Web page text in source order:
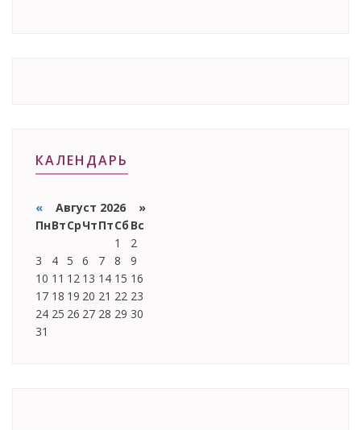
КАЛЕНДАРЬ
« Август 2026 »
ПнВтСрЧтПтСб Вс
1
2
3
4 5 6 7 8
9
10 11 12 13 14 15 16
17 18 19 20 21 22 23
24 25 26 27 28 29 30
31